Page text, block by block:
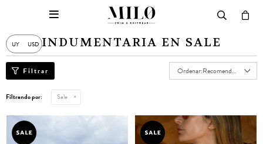
UY USD

INDUMENTARIA EN SALE
Recomendados
Filtrando por: Sale